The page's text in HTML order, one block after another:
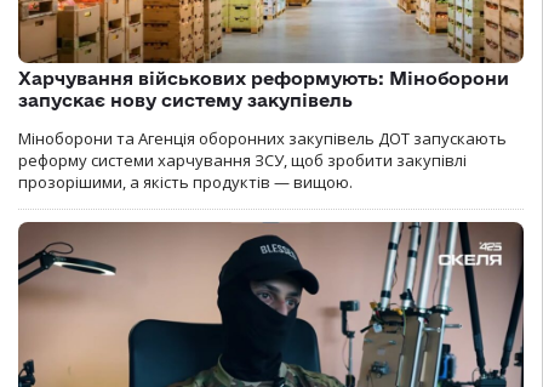
Харчування військових реформують: Міноборони
запускає нову систему закупівель
Міноборони та Агенція оборонних закупівель ДОТ запускають
реформу системи харчування ЗСУ, щоб зробити закупівлі
прозорішими, а якість продуктів — вищою.